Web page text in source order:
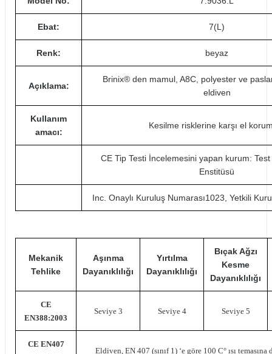
Ebat: 7(L)
Renk: beyaz
Açıklama:
Brinix® den mamul, A8C, polyester ve
eldiven
Kullanım
amacı:
Kesilme risklerine karşı el
CE Tip Testi İncelemesini yapan kurum:
Enstitüsü
Inc. Onaylı Kuruluş Numarası1023, Yetkili
Mekanik
Tehlike
Aşınma
Dayanıklılığı
Yırtılma
Dayanıklılığı
Bıçak Ağzı
Kesme
Dayanıklılığı
CE
EN388:2003
Seviye 3 Seviye 4 Seviye 5
CE EN407
Eldiven, EN 407 (sınıf 1) ‘e göre 100 C° ısı temasına